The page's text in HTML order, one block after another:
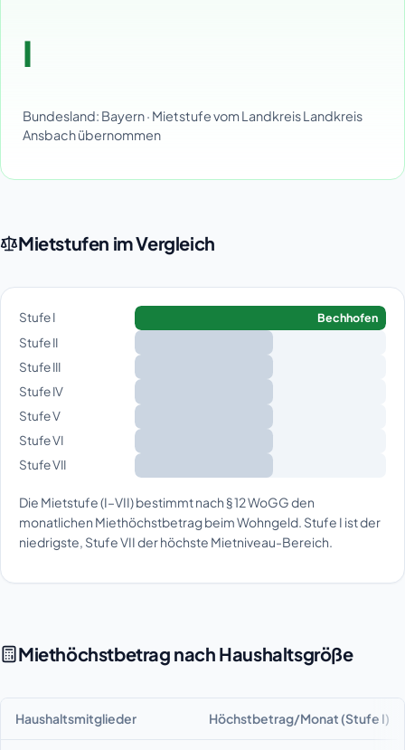
I
Bundesland: Bayern · Mietstufe vom Landkreis Landkreis
Ansbach übernommen
Mietstufen im Vergleich
Stufe I Bechhofen
Stufe II
Stufe III
Stufe IV
Stufe V
Stufe VI
Stufe VII
Die Mietstufe (I–VII) bestimmt nach § 12 WoGG den
monatlichen Miethöchstbetrag beim Wohngeld. Stufe I ist der
niedrigste, Stufe VII der höchste Mietniveau-Bereich.
Miethöchstbetrag nach Haushaltsgröße
Haushaltsmitglieder Höchstbetrag/Monat (Stufe I)